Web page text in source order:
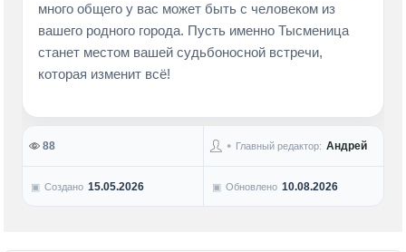
много общего у вас может быть с человеком из
вашего родного города. Пусть именно Тысменица
станет местом вашей судьбоносной встречи,
которая изменит всё!
88 Главный редактор: Андрей
Создано 15.05.2026 Обновлено 10.08.2026